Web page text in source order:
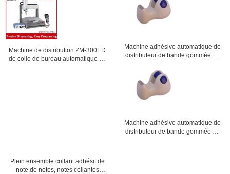
Machine de distribution ZM-300ED
de colle de bureau automatique de
Machine adhésive automatique de
distributeur de bande gommée de
de bureau de 1 - 4 pouces
Machine adhésive automatique de
distributeur de bande gommée de
Plein ensemble collant adhésif de
note de notes, notes collantes